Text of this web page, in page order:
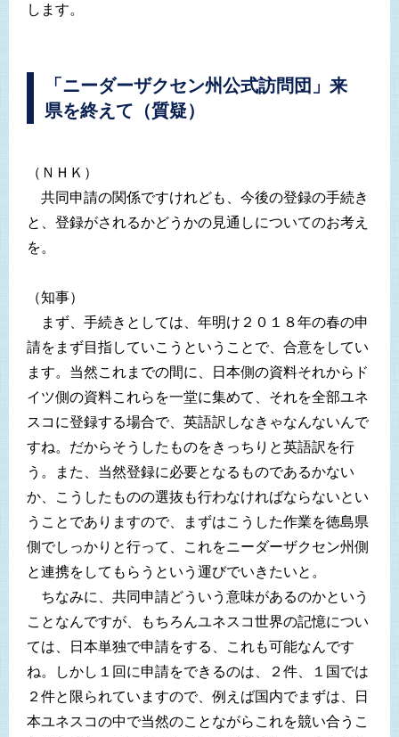
します。
「ニーダーザクセン州公式訪問団」来
県を終えて（質疑）
（ＮＨＫ）
共同申請の関係ですけれども、今後の登録の手続き
と、登録がされるかどうかの見通しについてのお考え
を。
（知事）
まず、手続きとしては、年明け２０１８年の春の申
請をまず目指していこうということで、合意をしてい
ます。当然これまでの間に、日本側の資料それからド
イツ側の資料これらを一堂に集めて、それを全部ユネ
スコに登録する場合で、英語訳しなきゃなんないんで
すね。だからそうしたものをきっちりと英語訳を行
う。また、当然登録に必要となるものであるかない
か、こうしたものの選抜も行わなければならないとい
うことでありますので、まずはこうした作業を徳島県
側でしっかりと行って、これをニーダーザクセン州側
と連携をしてもらうという運びでいきたいと。
ちなみに、共同申請どういう意味があるのかという
ことなんですが、もちろんユネスコ世界の記憶につい
ては、日本単独で申請をする、これも可能なんです
ね。しかし１回に申請をできるのは、２件、１国では
２件と限られていますので、例えば国内でまずは、日
本ユネスコの中で当然のことながらこれを競い合うこ